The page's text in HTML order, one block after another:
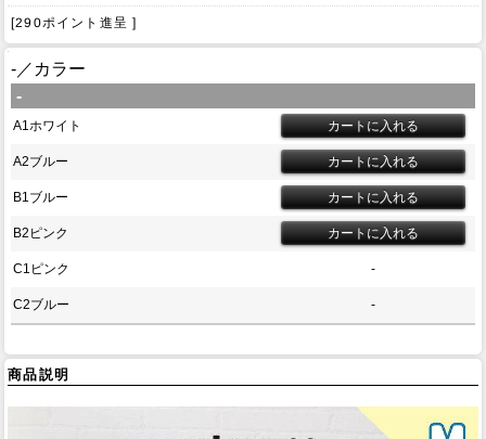
[290ポイント進呈 ]
-／カラー
-
A1ホワイト
A2ブルー
B1ブルー
B2ピンク
C1ピンク -
C2ブルー -
商品説明